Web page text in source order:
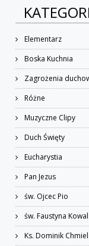
Elementarz
Boska Kuchnia
Zagrożenia
Różne
Muzyczne Clipy
Duch Święty
Eucharystia
Pan Jezus
św. Ojcec Pio
św. Faustyna
Ks. Dominik